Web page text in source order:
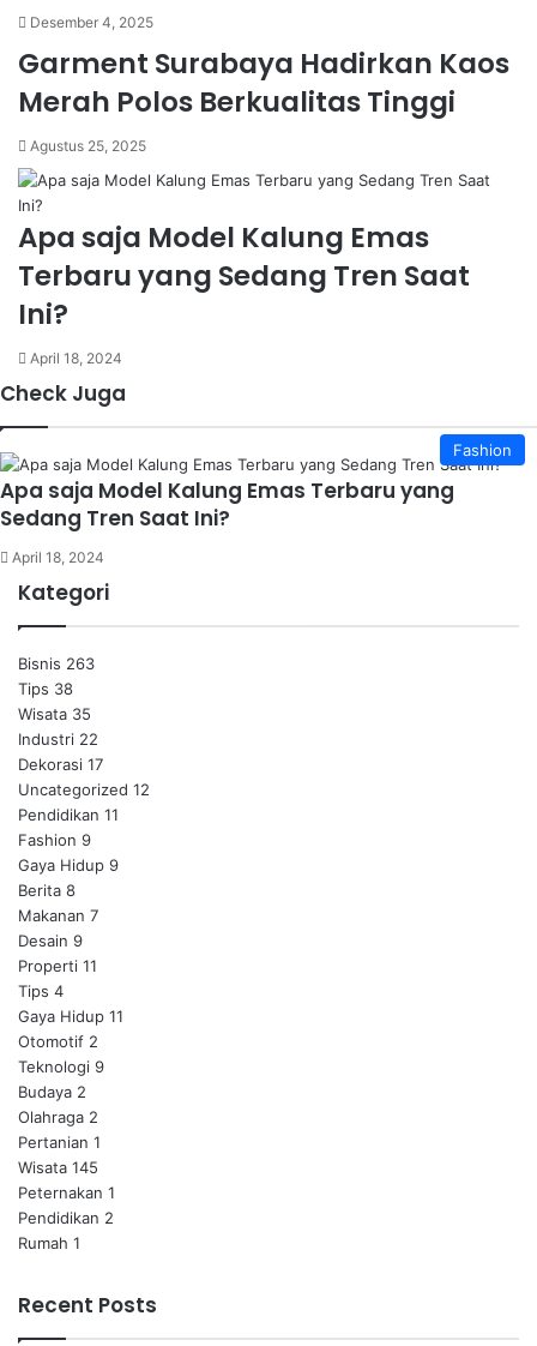
Desember 4, 2025
Garment Surabaya Hadirkan Kaos
Merah Polos Berkualitas Tinggi
Agustus 25, 2025
Apa saja Model Kalung Emas
Terbaru yang Sedang Tren Saat
Ini?
April 18, 2024
Check Juga
Fashion
Apa saja Model Kalung Emas Terbaru yang
Sedang Tren Saat Ini?
April 18, 2024
Kategori
Bisnis 263
Tips 38
Wisata 35
Industri 22
Dekorasi 17
Uncategorized 12
Pendidikan 11
Fashion 9
Gaya Hidup 9
Berita 8
Makanan 7
Desain 9
Properti 11
Tips 4
Gaya Hidup 11
Otomotif 2
Teknologi 9
Budaya 2
Olahraga 2
Pertanian 1
Wisata 145
Peternakan 1
Pendidikan 2
Rumah 1
Recent Posts